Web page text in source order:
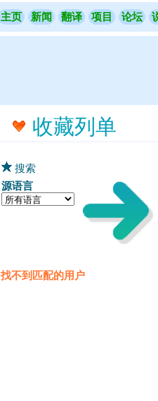
主页 新闻 翻译 项目 论坛
收藏列单
搜索
源语言
找不到匹配的用户